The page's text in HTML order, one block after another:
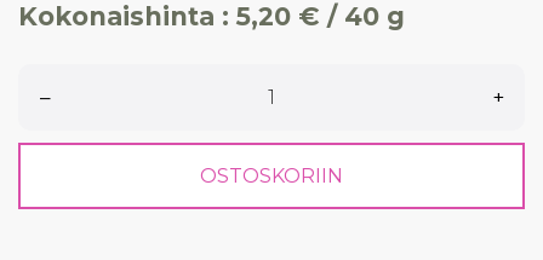
Kokonaishinta : 5,20 € / 40 g
– +
OSTOSKORIIN